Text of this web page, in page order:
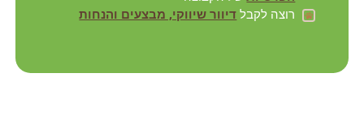
רוצה לקבל דיוור שיווקי, מבצעים והנחות